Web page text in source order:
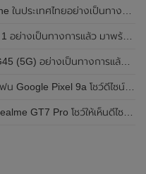
อย่างเป็นทางการแล้ว ราคา 14,990 บาท
ผล LCD / 120Hz , แบตเตอรี่ 5,000mAh และใช้ชิปเซ็ต Unisoc
อย่างเป็นทางการแล้วในอินเดีย
ซน์ใหม่ กล้องหลังแบนราบ ไม่มีกรอบของกล้องแล้ว
ไซน์ใหม่ พร้อมเผยรายละเอียดสเปกที่สำคัญบางส่วน